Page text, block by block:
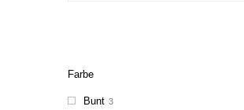
Farbe
Bunt 3